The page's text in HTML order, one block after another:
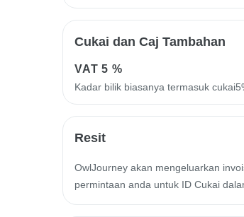
Cukai dan Caj Tambahan
VAT5 %
Kadar bilik biasanya termasuk
Resit
OwlJourney akan mengeluarkan
permintaan anda untuk ID Cukai